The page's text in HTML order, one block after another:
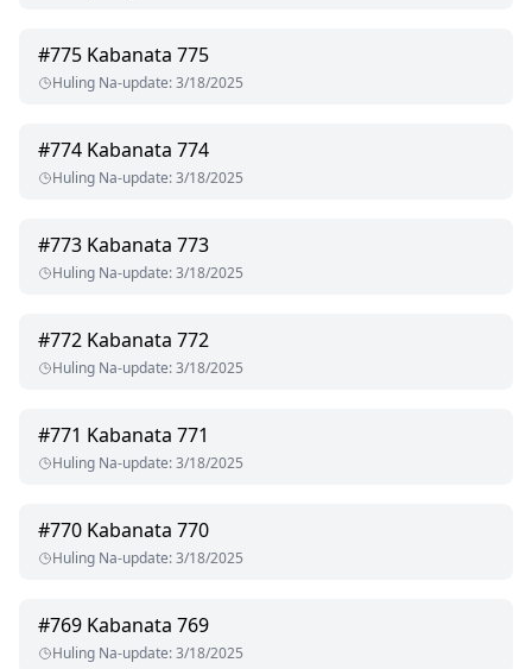
#775 Kabanata 775
Huling Na-update:3/18/2025
#774 Kabanata 774
Huling Na-update:3/18/2025
#773 Kabanata 773
Huling Na-update:3/18/2025
#772 Kabanata 772
Huling Na-update:3/18/2025
#771 Kabanata 771
Huling Na-update:3/18/2025
#770 Kabanata 770
Huling Na-update:3/18/2025
#769 Kabanata 769
Huling Na-update:3/18/2025